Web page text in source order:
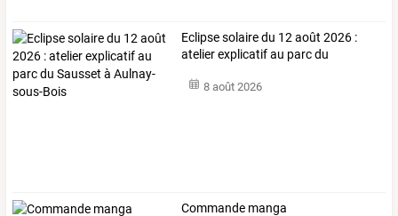
Eclipsesolairedu 12 août 2026 :
atelierexplicatifau parcdu
8 août 2026
Commande manga